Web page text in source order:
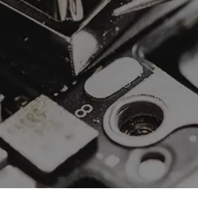
ម៉ូដែលទាំងអស់
Support